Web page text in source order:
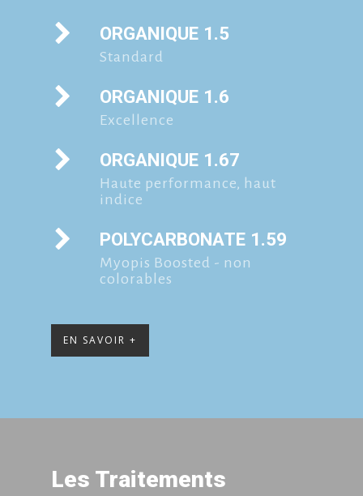
ORGANIQUE 1.5
Standard
ORGANIQUE 1.6
Excellence
ORGANIQUE 1.67
Haute performance, haut
indice
POLYCARBONATE 1.59
Myopis Boosted - non
colorables
EN SAVOIR +
Les Traitements